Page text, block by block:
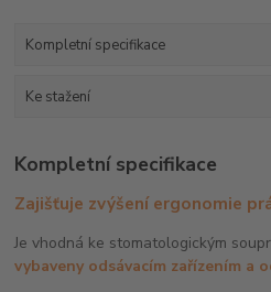
Kompletní specifikace
Ke stažení
Kompletní specifikace
Zajišťuje zvýšení ergonomie
Je vhodná ke stomatologickým
vybaveny odsávacím zařízením a